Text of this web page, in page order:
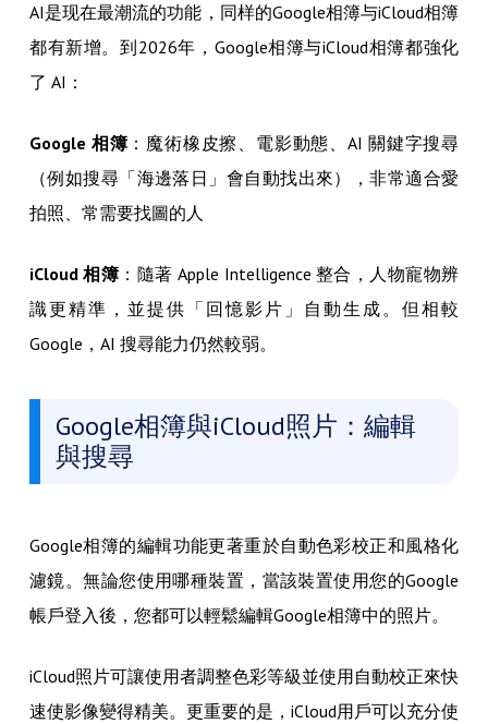
AI是现在最潮流的功能，同样的Google相簿与iCloud相簿
都有新增。到2026年，Google相簿与iCloud相簿都強化
了 AI：
Google 相簿 ：魔術橡皮擦、電影動態、AI 關鍵字搜尋
（例如搜尋「海邊落日」會自動找出來），非常適合愛
拍照、常需要找圖的人
iCloud 相簿 ：隨著 Apple Intelligence 整合，人物寵物辨
識更精準，並提供「回憶影片」自動生成。但相較
Google，AI 搜尋能力仍然較弱。
Google相簿與iCloud照片：編輯
與搜尋
Google相簿的編輯功能更著重於自動色彩校正和風格化
濾鏡。無論您使用哪種裝置，當該裝置使用您的Google
帳戶登入後，您都可以輕鬆編輯Google相簿中的照​​片。
iCloud照片可讓使用者調整色彩等級並使用自動校正來快
速使影像變得精美。更重要的是，iCloud用戶可以充分使